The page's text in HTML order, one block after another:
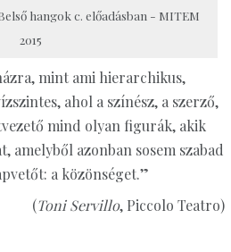
hangok c. előadásban - MITEM
2015
mint ami hierarchikus,
ahol a színész, a szerző,
mind olyan figurák, akik
amelyből azonban sosem szabad
a közönséget.”
(Toni Servillo, Piccolo Teatro)